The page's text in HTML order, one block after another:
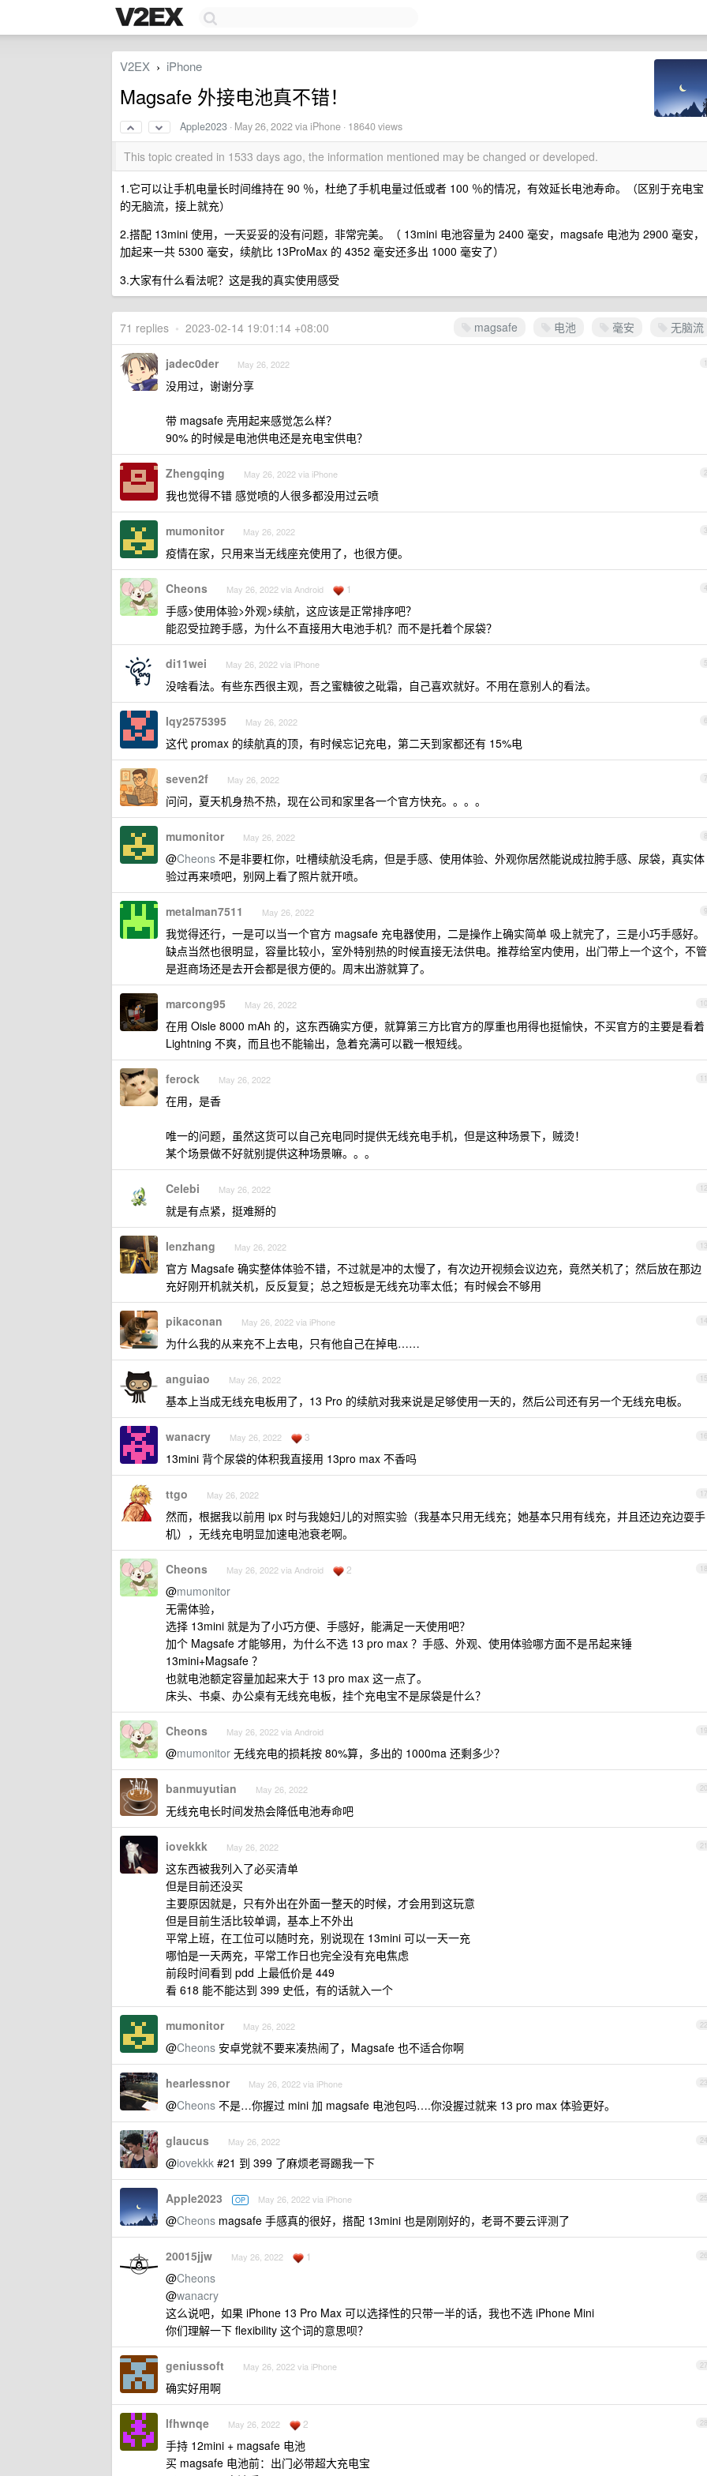
V2EX › iPhone
Magsafe 外接电池真不错！
Apple2023 · May 26, 2022via iPhone · 18640 views
This topic created in 1533 days ago, the information mentioned may be changed or developed.
1.它可以让手机电量长时间维持在 90 ％，杜绝了手机电量过低或者 100 ％的情况，有效延长电池寿命。（区别于充电宝
的无脑流，接上就充）
2.搭配 13mini 使用，一天妥妥的没有问题，非常完美。（ 13mini 电池容量为 2400 毫安，magsafe 电池为 2900 毫安，
加起来一共 5300 毫安，续航比 13ProMax 的 4352 毫安还多出 1000 毫安了）
3.大家有什么看法呢？这是我的真实使用感受
magsafe 电池 毫安 无脑流
71 replies • 2023-02-14 19:01:14 +08:00
1
jadec0der May 26, 2022
没用过，谢谢分享
带 magsafe 壳用起来感觉怎么样？
90% 的时候是电池供电还是充电宝供电？
2
Zhengqing May 26, 2022 via iPhone
我也觉得不错 感觉喷的人很多都没用过云喷
3
mumonitor May 26, 2022
疫情在家，只用来当无线座充使用了，也很方便。
4
Cheons May 26, 2022 via Android 1
手感>使用体验>外观>续航，这应该是正常排序吧？
能忍受拉跨手感，为什么不直接用大电池手机？而不是托着个尿袋？
5
di11wei May 26, 2022 via iPhone
没啥看法。有些东西很主观，吾之蜜糖彼之砒霜，自己喜欢就好。不用在意别人的看法。
6
lqy2575395 May 26, 2022
这代 promax 的续航真的顶，有时候忘记充电，第二天到家都还有 15%电
7
seven2f May 26, 2022
问问，夏天机身热不热，现在公司和家里各一个官方快充。。。。
8
mumonitor May 26, 2022
@Cheons 不是非要杠你，吐槽续航没毛病，但是手感、使用体验、外观你居然能说成拉胯手感、尿袋，真实体
验过再来喷吧，别网上看了照片就开喷。
9
metalman7511 May 26, 2022
我觉得还行，一是可以当一个官方 magsafe 充电器使用，二是操作上确实简单 吸上就完了，三是小巧手感好。
缺点当然也很明显，容量比较小，室外特别热的时候直接无法供电。推荐给室内使用，出门带上一个这个，不管
是逛商场还是去开会都是很方便的。周末出游就算了。
10
marcong95 May 26, 2022
在用 Oisle 8000 mAh 的，这东西确实方便，就算第三方比官方的厚重也用得也挺愉快，不买官方的主要是看着
Lightning 不爽，而且也不能输出，急着充满可以戳一根短线。
11
ferock May 26, 2022
在用，是香
唯一的问题，虽然这货可以自己充电同时提供无线充电手机，但是这种场景下，贼烫！
某个场景做不好就别提供这种场景嘛。。。
12
Celebi May 26, 2022
就是有点紧，挺难掰的
13
lenzhang May 26, 2022
官方 Magsafe 确实整体体验不错，不过就是冲的太慢了，有次边开视频会议边充，竟然关机了；然后放在那边
充好刚开机就关机，反反复复；总之短板是无线充功率太低；有时候会不够用
14
pikaconan May 26, 2022 via iPhone
为什么我的从来充不上去电，只有他自己在掉电……
15
anguiao May 26, 2022
基本上当成无线充电板用了，13 Pro 的续航对我来说是足够使用一天的，然后公司还有另一个无线充电板。
16
wanacry May 26, 2022 3
13mini 背个尿袋的体积我直接用 13pro max 不香吗
17
ttgo May 26, 2022
然而，根据我以前用 ipx 时与我媳妇儿的对照实验（我基本只用无线充；她基本只用有线充，并且还边充边耍手
机），无线充电明显加速电池衰老啊。
18
Cheons May 26, 2022 via Android 2
@mumonitor
无需体验，
选择 13mini 就是为了小巧方便、手感好，能满足一天使用吧？
加个 Magsafe 才能够用，为什么不选 13 pro max ？手感、外观、使用体验哪方面不是吊起来锤
13mini+Magsafe ？
也就电池额定容量加起来大于 13 pro max 这一点了。
床头、书桌、办公桌有无线充电板，挂个充电宝不是尿袋是什么？
19
Cheons May 26, 2022 via Android
@mumonitor 无线充电的损耗按 80%算，多出的 1000ma 还剩多少？
20
banmuyutian May 26, 2022
无线充电长时间发热会降低电池寿命吧
21
iovekkk May 26, 2022
这东西被我列入了必买清单
但是目前还没买
主要原因就是，只有外出在外面一整天的时候，才会用到这玩意
但是目前生活比较单调，基本上不外出
平常上班，在工位可以随时充，别说现在 13mini 可以一天一充
哪怕是一天两充，平常工作日也完全没有充电焦虑
前段时间看到 pdd 上最低价是 449
看 618 能不能达到 399 史低，有的话就入一个
22
mumonitor May 26, 2022
@Cheons 安卓党就不要来凑热闹了，Magsafe 也不适合你啊
23
hearlessnor May 26, 2022 via iPhone
@Cheons 不是…你握过 mini 加 magsafe 电池包吗….你没握过就来 13 pro max 体验更好。
24
glaucus May 26, 2022
@iovekkk #21 到 399 了麻烦老哥踢我一下
25
Apple2023 OP May 26, 2022 via iPhone
@Cheons magsafe 手感真的很好，搭配 13mini 也是刚刚好的，老哥不要云评测了
26
20015jjw May 26, 2022 1
@Cheons
@wanacry
这么说吧，如果 iPhone 13 Pro Max 可以选择性的只带一半的话，我也不选 iPhone Mini
你们理解一下 flexibility 这个词的意思呗？
27
geniussoft May 26, 2022 via iPhone
确实好用啊
28
lfhwnqe May 26, 2022 2
手持 12mini + magsafe 电池
买 magsafe 电池前：出门必带超大充电宝